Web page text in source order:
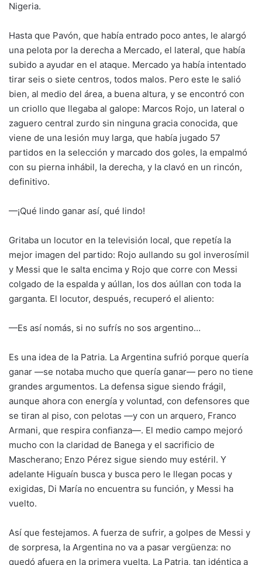
Nigeria.
Hasta que Pavón, que había entrado poco antes, le alargó
una pelota por la derecha a Mercado, el lateral, que había
subido a ayudar en el ataque. Mercado ya había intentado
tirar seis o siete centros, todos malos. Pero este le salió
bien, al medio del área, a buena altura, y se encontró con
un criollo que llegaba al galope: Marcos Rojo, un lateral o
zaguero central zurdo sin ninguna gracia conocida, que
viene de una lesión muy larga, que había jugado 57
partidos en la selección y marcado dos goles, la empalmó
con su pierna inhábil, la derecha, y la clavó en un rincón,
definitivo.
—¡Qué lindo ganar así, qué lindo!
Gritaba un locutor en la televisión local, que repetía la
mejor imagen del partido: Rojo aullando su gol inverosímil
y Messi que le salta encima y Rojo que corre con Messi
colgado de la espalda y aúllan, los dos aúllan con toda la
garganta. El locutor, después, recuperó el aliento:
—Es así nomás, si no sufrís no sos argentino…
Es una idea de la Patria. La Argentina sufrió porque quería
ganar —se notaba mucho que quería ganar— pero no tiene
grandes argumentos. La defensa sigue siendo frágil,
aunque ahora con energía y voluntad, con defensores que
se tiran al piso, con pelotas —y con un arquero, Franco
Armani, que respira confianza—. El medio campo mejoró
mucho con la claridad de Banega y el sacrificio de
Mascherano; Enzo Pérez sigue siendo muy estéril. Y
adelante Higuaín busca y busca pero le llegan pocas y
exigidas, Di María no encuentra su función, y Messi ha
vuelto.
Así que festejamos. A fuerza de sufrir, a golpes de Messi y
de sorpresa, la Argentina no va a pasar vergüenza: no
quedó afuera en la primera vuelta. La Patria, tan idéntica a